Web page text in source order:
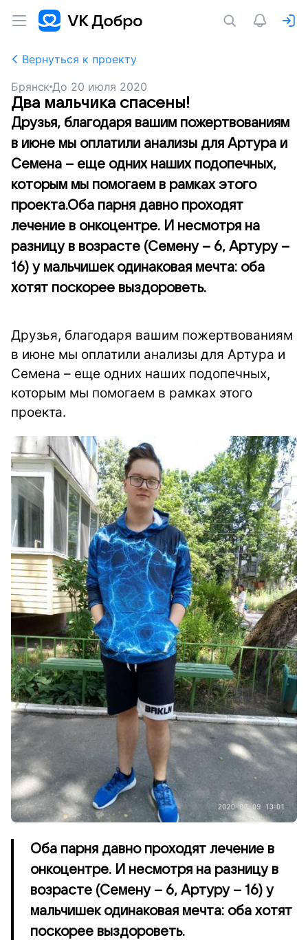
Вернуться к проекту
Брянск До 20 июля 2020
Два мальчика спасены!
Друзья, благодаря вашим пожертвованиям
в июне мы оплатили анализы для Артура и
Семена – еще одних наших подопечных,
которым мы помогаем в рамках этого
проекта.Оба парня давно проходят
лечение в онкоцентре. И несмотря на
разницу в возрасте (Семену – 6, Артуру –
16) у мальчишек одинаковая мечта: оба
хотят поскорее выздороветь.
Друзья, благодаря вашим пожертвованиям
в июне мы оплатили анализы для Артура и
Семена – еще одних наших подопечных,
которым мы помогаем в рамках этого
проекта.
Оба парня давно проходят лечение в
онкоцентре. И несмотря на разницу в
возрасте (Семену – 6, Артуру – 16) у
мальчишек одинаковая мечта: оба хотят
поскорее выздороветь.